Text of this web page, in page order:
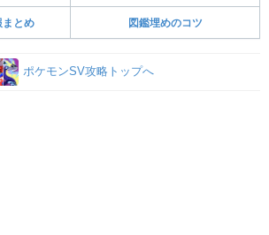
まとめ 図鑑埋めのコツ
ポケモンSV攻略トップへ